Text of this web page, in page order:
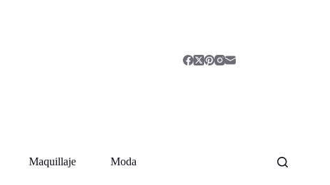
Maquillaje Moda